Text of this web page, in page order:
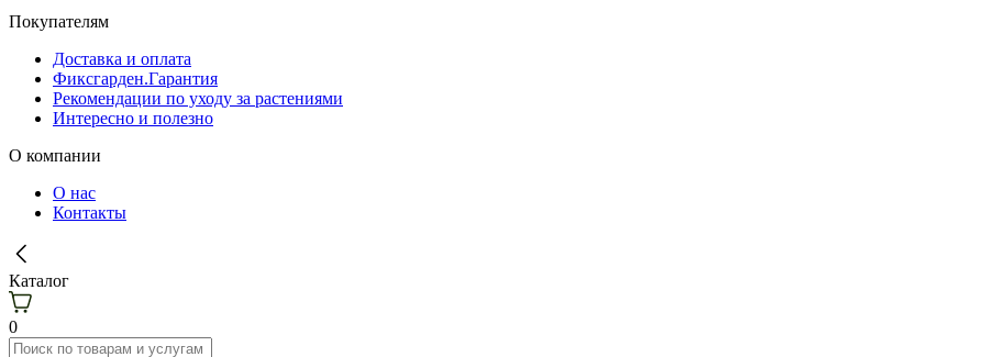
Покупателям
Доставка и оплата
Фиксгарден.Гарантия
Рекомендации по уходу за растениями
Интересно и полезно
О компании
О нас
Контакты
Каталог
0